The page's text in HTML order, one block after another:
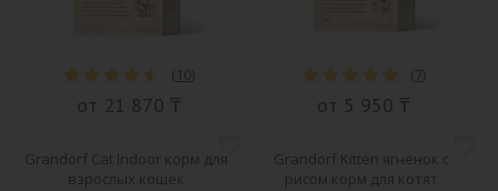
( 10)
от 21 870 ₸
( 7)
от 5 950 ₸
Grandorf Cat Indoor корм для
взрослых кошек
Grandorf Kitten ягненок с
рисом корм для котят